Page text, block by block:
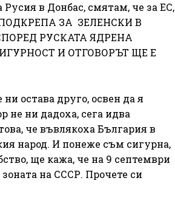
в Донбас, смятам, че за ЕС,
ПОДКРЕПА ЗА ЗЕЛЕНСКИ В
РУСКАТА ЯДРЕНА
И ОТГОВОРЪТ ЩЕ Е
остава друго, освен да я
не ни дадоха, сега идва
че въвлякоха България в
народ. И понеже съм сигурна,
ще кажа, че на 9 септември
зоната на СССР. Прочете си